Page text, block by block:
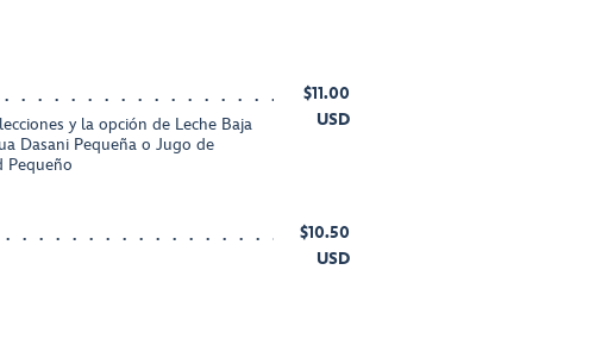
y la opción de Leche Baja
Dasani Pequeña o Jugo de
Pequeño
$11.00
USD
$10.50
USD